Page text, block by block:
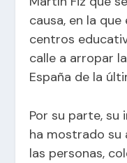
causa, en la
centros
calle a arropar
España de la
Por su parte, su
ha mostrado su
las personas,